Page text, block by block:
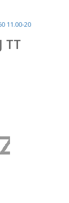
11.00-20
TT